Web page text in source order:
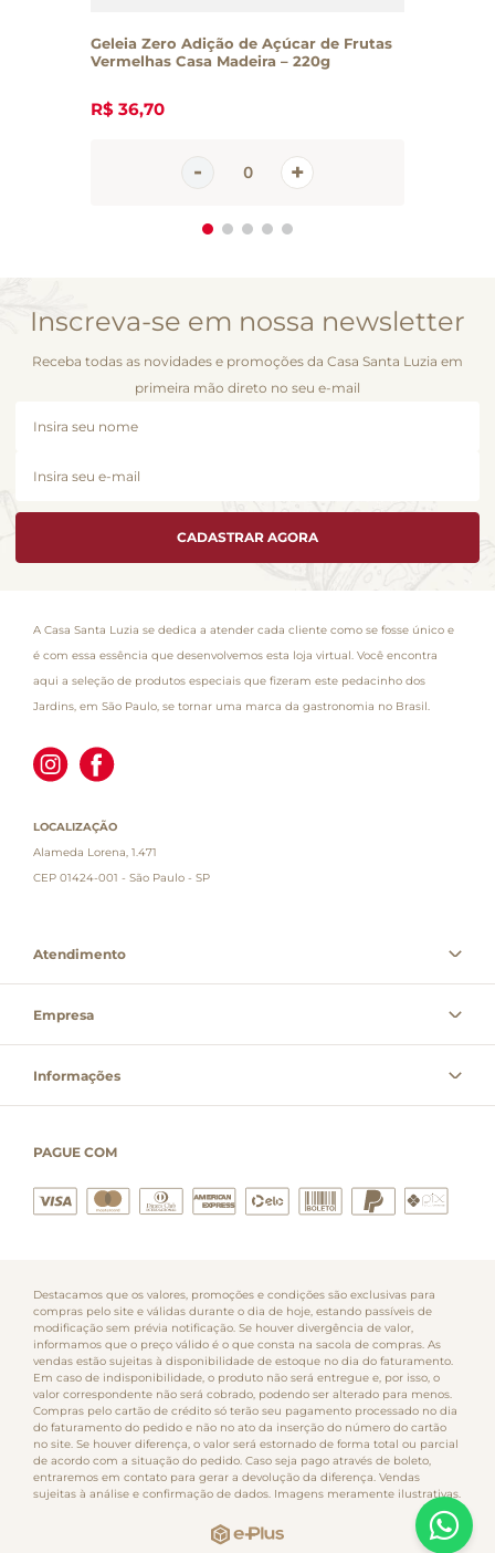
Geleia Zero Adição de Açúcar de Frutas
Vermelhas Casa Madeira – 220g
R$ 36,70
Inscreva-se em nossa newsletter
Receba todas as novidades e promoções da Casa Santa Luzia em
primeira mão direto no seu e-mail
CADASTRAR AGORA
A Casa Santa Luzia se dedica a atender cada cliente como se fosse único e
é com essa essência que desenvolvemos esta loja virtual. Você encontra
aqui a seleção de produtos especiais que fizeram este pedacinho dos
Jardins, em São Paulo, se tornar uma marca da gastronomia no Brasil.
LOCALIZAÇÃO
Alameda Lorena, 1.471
CEP 01424-001 - São Paulo - SP
Atendimento
Empresa
Informações
PAGUE COM
Destacamos que os valores, promoções e condições são exclusivas para
compras pelo site e válidas durante o dia de hoje, estando passíveis de
modificação sem prévia notificação. Se houver divergência de valor,
informamos que o preço válido é o que consta na sacola de compras. As
vendas estão sujeitas à disponibilidade de estoque no dia do faturamento.
Em caso de indisponibilidade, o produto não será entregue e, por isso, o
valor correspondente não será cobrado, podendo ser alterado para menos.
Compras pelo cartão de crédito só terão seu pagamento processado no dia
do faturamento do pedido e não no ato da inserção do número do cartão
no site. Se houver diferença, o valor será estornado de forma total ou parcial
de acordo com a situação do pedido. Caso seja pago através de boleto,
entraremos em contato para gerar a devolução da diferença. Vendas
sujeitas à análise e confirmação de dados. Imagens meramente ilustrativas.